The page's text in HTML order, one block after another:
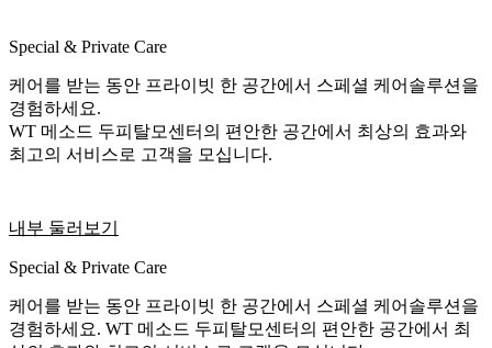
Special & Private Care
케어를 받는 동안 프라이빗 한 공간에서 스페셜 케어솔루션을
경험하세요.
WT 메소드 두피탈모센터의 편안한 공간에서 최상의 효과와
최고의 서비스로 고객을 모십니다.
내부 둘러보기
Special & Private Care
케어를 받는 동안 프라이빗 한 공간에서 스페셜 케어솔루션을
경험하세요. WT 메소드 두피탈모센터의 편안한 공간에서 최